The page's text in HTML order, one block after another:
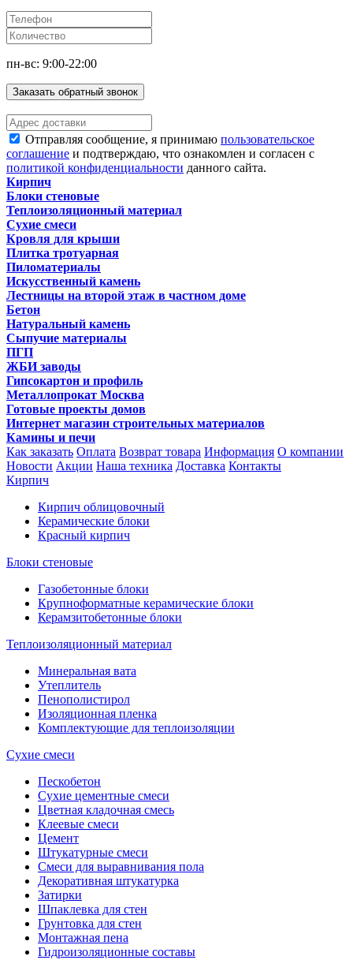
пн-вс: 9:00-22:00
Заказать обратный звонок
Отправляя сообщение, я принимаю пользовательское
соглашение и подтверждаю, что ознакомлен и согласен с
политикой конфиденциальности данного сайта.
Кирпич
Блоки стеновые
Теплоизоляционный материал
Сухие смеси
Кровля для крыши
Плитка тротуарная
Пиломатериалы
Искусственный камень
Лестницы на второй этаж в частном доме
Бетон
Натуральный камень
Сыпучие материалы
ПГП
ЖБИ заводы
Гипсокартон и профиль
Металлопрокат Москва
Готовые проекты домов
Интернет магазин строительных материалов
Камины и печи
Как заказать Оплата Возврат товара Информация О компании
Новости Акции Наша техника Доставка Контакты
Кирпич
Кирпич облицовочный
Керамические блоки
Красный кирпич
Блоки стеновые
Газобетонные блоки
Крупноформатные керамические блоки
Керамзитобетонные блоки
Теплоизоляционный материал
Минеральная вата
Утеплитель
Пенополистирол
Изоляционная пленка
Комплектующие для теплоизоляции
Сухие смеси
Пескобетон
Сухие цементные смеси
Цветная кладочная смесь
Клеевые смеси
Цемент
Штукатурные смеси
Смеси для выравнивания пола
Декоративная штукатурка
Затирки
Шпаклевка для стен
Грунтовка для стен
Монтажная пена
Гидроизоляционные составы